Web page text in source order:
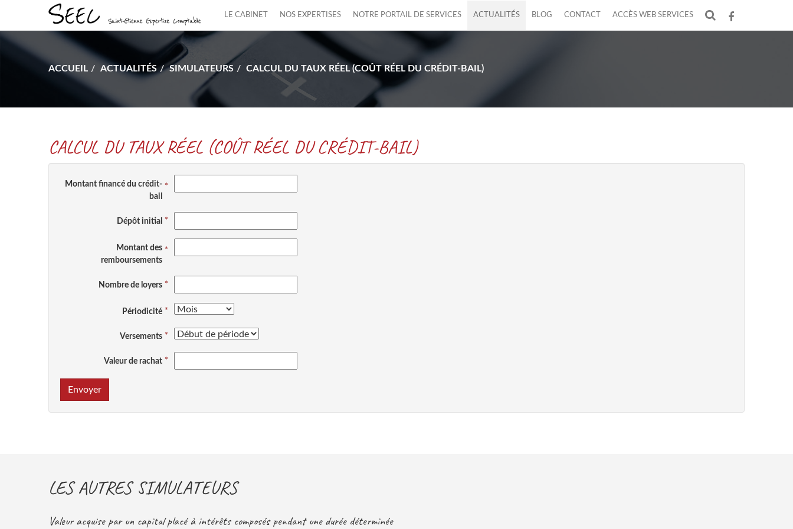
LE CABINET NOS EXPERTISES NOTRE PORTAIL DE SERVICES ACTUALITÉS BLOG CONTACT ACCÈS WEB SERVICES F
ACCUEIL ACTUALITÉS SIMULATEURS CALCUL DU TAUX RÉEL (COÛT RÉEL DU CRÉDIT-BAIL)
CALCUL DU TAUX RÉEL (COÛT RÉEL DU CRÉDIT-BAIL)
Montant financé du crédit-
bail
Dépôt initial
Montant des
remboursements
Nombre de loyers
Périodicité
Versements
Valeur de rachat
Envoyer
LES AUTRES SIMULATEURS
Valeur acquise par un capital placé à intérêts composés pendant une durée déterminée